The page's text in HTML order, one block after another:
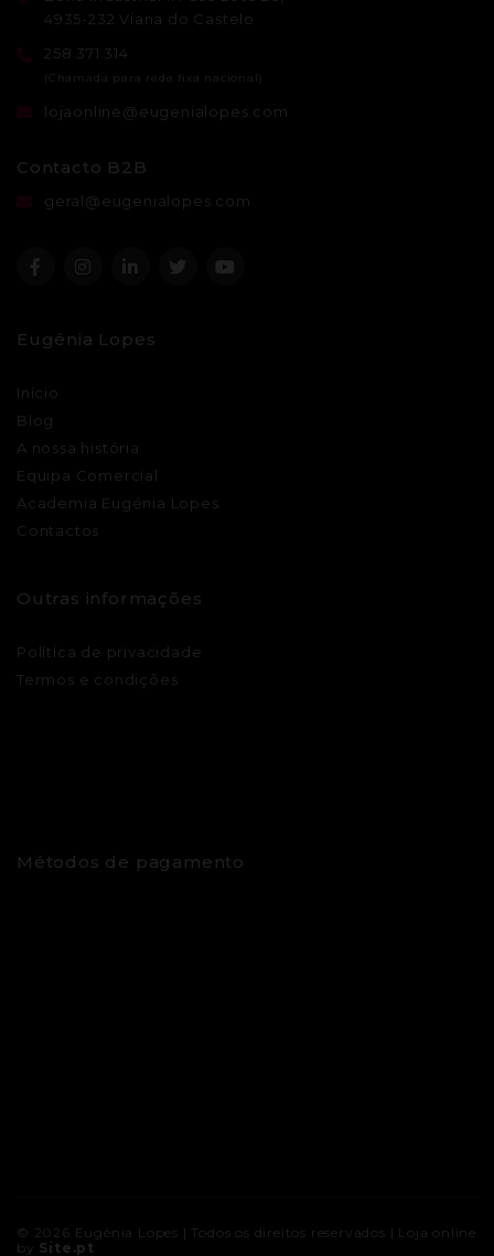
4935-232 Viana do Castelo
258 371 314
lojaonline@eugenialopes.com
Contacto B2B
geral@eugenialopes.com
Eugénia Lopes
Início
Blog
A nossa história
Equipa Comercial
Academia Eugénia Lopes
Contactos
Outras informações
Política de privacidade
Termos e condições
Métodos de pagamento
© 2026 Eugénia Lopes | Todos os direitos reservados | Loja online
by Site.pt